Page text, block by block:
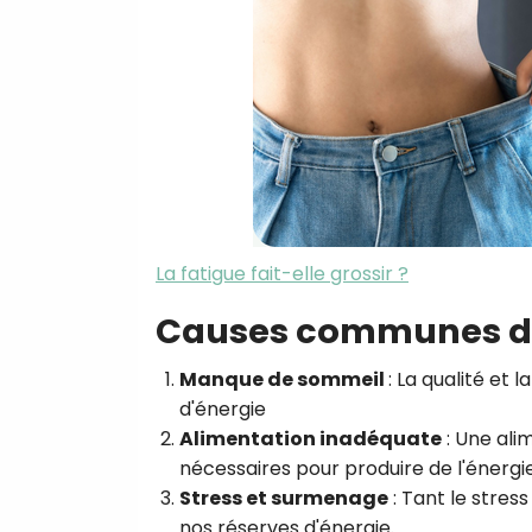
La fatigue fait-elle grossir ?
Causes communes
Manque de sommeil: La qualité et
d'énergie
Alimentation inadéquate: Une
nécessaires pour produire de
Stress et surmenage: Tant le